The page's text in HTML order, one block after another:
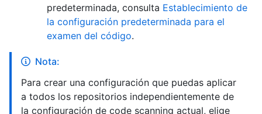
predeterminada, consulta Establecimiento de
la configuración predeterminada para el
examen del código.
Nota:
Para crear una configuración que puedas aplicar
a todos los repositorios independientemente de
la configuración de code scanning actual, elige